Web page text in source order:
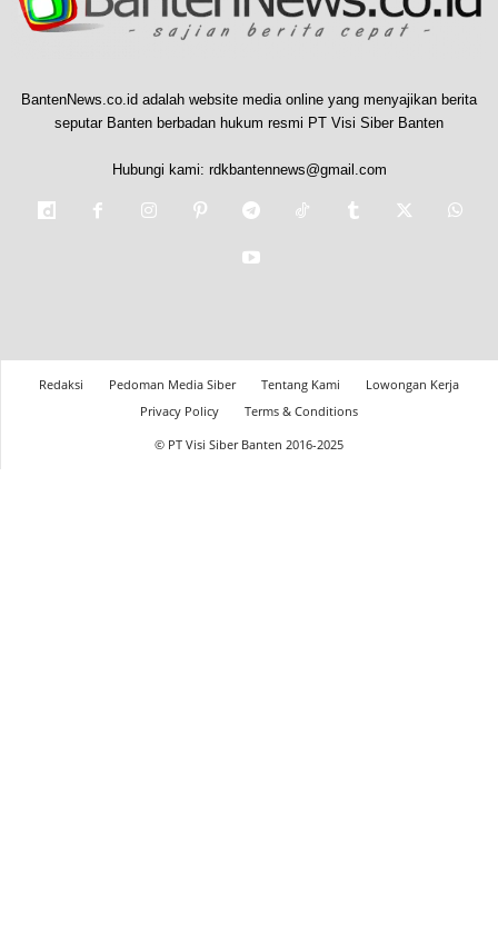
BantenNews.co.id adalah website media online yang menyajikan berita
seputar Banten berbadan hukum resmi PT Visi Siber Banten
Hubungi kami: rdkbantennews@gmail.com
Redaksi Pedoman Media Siber Tentang Kami
Lowongan Kerja
Privacy Policy
Terms & Conditions
© PT Visi Siber Banten 2016-2025